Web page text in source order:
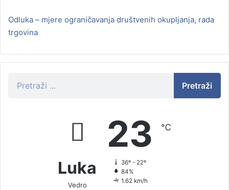
Odluka – mjere ograničavanja društvenih okupljanja, rada
trgovina
Pretraži
Luka
Vedro
23 ℃
36º - 22º
84%
1.62 km/h